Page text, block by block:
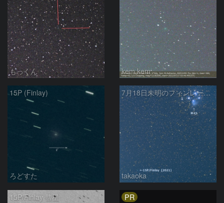
もっくん kem.kem
15P (Finlay)
ろどすた
7月18日未明のフィンレー彗星とプレアデス星団
takaoka
15P/Finlay 彗星 PR